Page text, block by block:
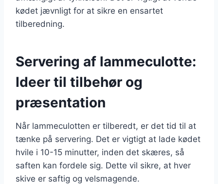
kødet jævnligt for at sikre en ensartet
tilberedning.
Servering af lammeculotte:
Ideer til tilbehør og
præsentation
Når lammeculotten er tilberedt, er det tid til at
tænke på servering. Det er vigtigt at lade kødet
hvile i 10-15 minutter, inden det skæres, så
saften kan fordele sig. Dette vil sikre, at hver
skive er saftig og velsmagende.